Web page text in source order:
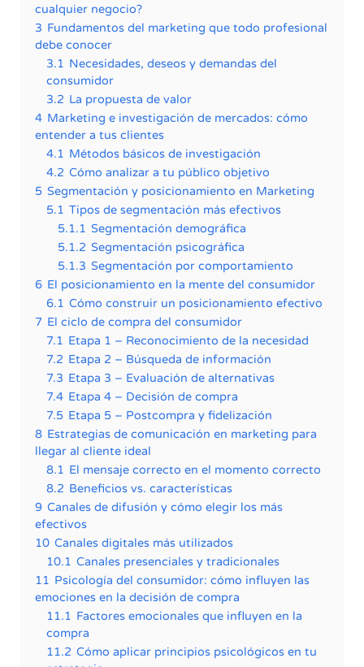
cualquier negocio?
3 Fundamentos del marketing que todo profesional
debe conocer
3.1 Necesidades, deseos y demandas del
consumidor
3.2 La propuesta de valor
4 Marketing e investigación de mercados: cómo
entender a tus clientes
4.1 Métodos básicos de investigación
4.2 Cómo analizar a tu público objetivo
5 Segmentación y posicionamiento en Marketing
5.1 Tipos de segmentación más efectivos
5.1.1 Segmentación demográfica
5.1.2 Segmentación psicográfica
5.1.3 Segmentación por comportamiento
6 El posicionamiento en la mente del consumidor
6.1 Cómo construir un posicionamiento efectivo
7 El ciclo de compra del consumidor
7.1 Etapa 1 – Reconocimiento de la necesidad
7.2 Etapa 2 – Búsqueda de información
7.3 Etapa 3 – Evaluación de alternativas
7.4 Etapa 4 – Decisión de compra
7.5 Etapa 5 – Postcompra y fidelización
8 Estrategias de comunicación en marketing para
llegar al cliente ideal
8.1 El mensaje correcto en el momento correcto
8.2 Beneficios vs. características
9 Canales de difusión y cómo elegir los más
efectivos
10 Canales digitales más utilizados
10.1 Canales presenciales y tradicionales
11 Psicología del consumidor: cómo influyen las
emociones en la decisión de compra
11.1 Factores emocionales que influyen en la
compra
11.2 Cómo aplicar principios psicológicos en tu